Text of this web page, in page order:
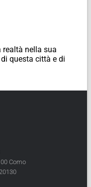
realtà nella sua
questa città e di
Como